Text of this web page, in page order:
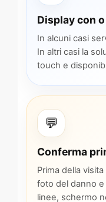
Display con
In alcuni casi
In altri casi la
touch e
💬
Conferma
Prima della
foto del danno
linee, schermo